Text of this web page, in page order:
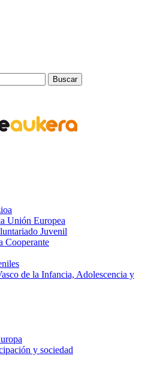
Unión Europea
Juvenil
Cooperante
de la Infancia, Adolescencia y
y sociedad